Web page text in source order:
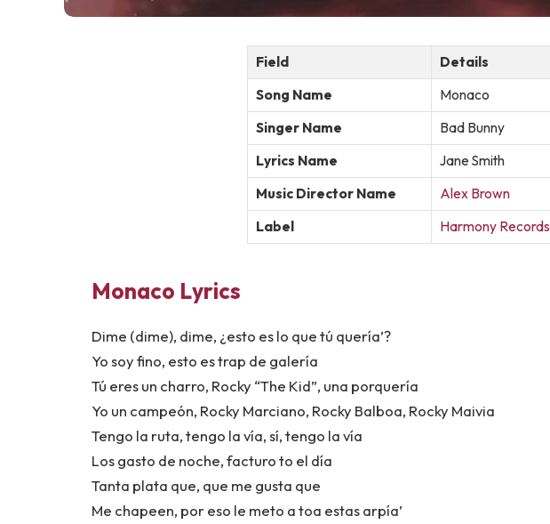
Field
Details
Song Name
Monaco
Singer Name
Bad Bunny
Lyrics Name
Jane Smith
Music Director Name
Alex Brown
Label
Harmony Records
Monaco Lyrics
Dime (dime), dime, ¿esto es lo que tú quería’?
Yo soy fino, esto es trap de galería
Tú eres un charro, Rocky “The Kid”, una porquería
Yo un campeón, Rocky Marciano, Rocky Balboa, Rocky Maivia
Tengo la ruta, tengo la vía, sí, tengo la vía
Los gasto de noche, facturo to el día
Tanta plata que, que me gusta que
Me chapeen, por eso le meto a toa estas arpía’